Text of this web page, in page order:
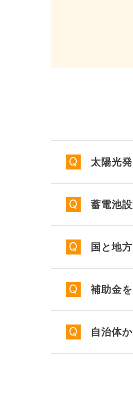
太陽光
蓄電池
国と地
補助金
自治体